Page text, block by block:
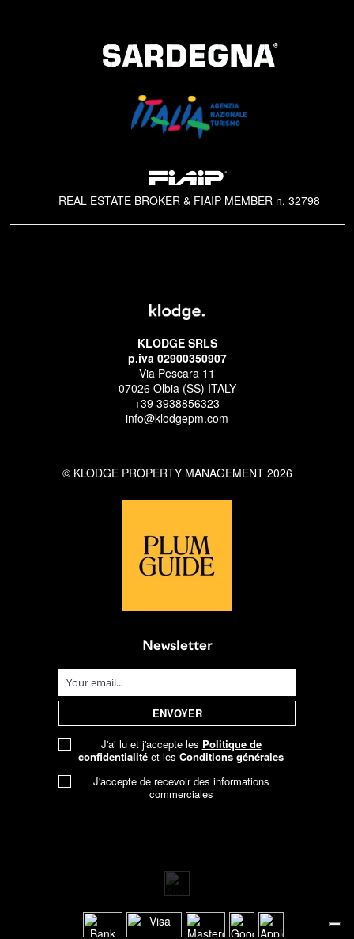
REAL ESTATE BROKER & FIAIP MEMBER n. 32798
KLODGE SRLS
p.iva 02900350907
Via Pescara 11
07026 Olbia (SS) ITALY
+39 3938856323
info@klodgepm.com
© KLODGE PROPERTY MANAGEMENT 2026
Newsletter
J'ai lu et j'accepte les Politique de
confidentialité et les Conditions générales
J'accepte de recevoir des informations
commerciales